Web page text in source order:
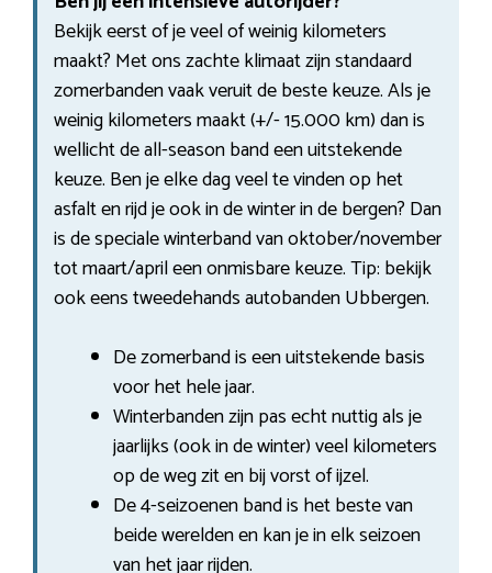
Bekijk eerst of je veel of weinig kilometers
maakt? Met ons zachte klimaat zijn standaard
zomerbanden vaak veruit de beste keuze. Als je
weinig kilometers maakt (+/- 15.000 km) dan is
wellicht de all-season band een uitstekende
keuze. Ben je elke dag veel te vinden op het
asfalt en rijd je ook in de winter in de bergen? Dan
is de speciale winterband van oktober/november
tot maart/april een onmisbare keuze. Tip: bekijk
ook eens tweedehands autobanden Ubbergen.
De zomerband is een uitstekende basis
voor het hele jaar.
Winterbanden zijn pas echt nuttig als je
jaarlijks (ook in de winter) veel kilometers
op de weg zit en bij vorst of ijzel.
De 4-seizoenen band is het beste van
beide werelden en kan je in elk seizoen
van het jaar rijden.